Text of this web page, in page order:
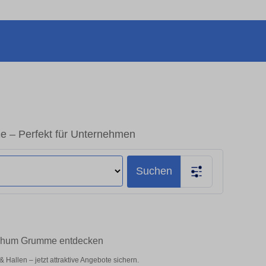
– Perfekt für Unternehmen
Suchen
Grumme entdecken
– jetzt attraktive Angebote sichern.